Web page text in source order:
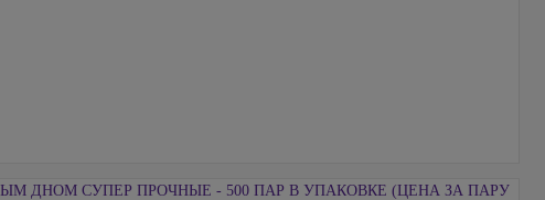
ДНОМ СУПЕР ПРОЧНЫЕ - 500 ПАР В УПАКОВКЕ (ЦЕНА ЗА ПАРУ